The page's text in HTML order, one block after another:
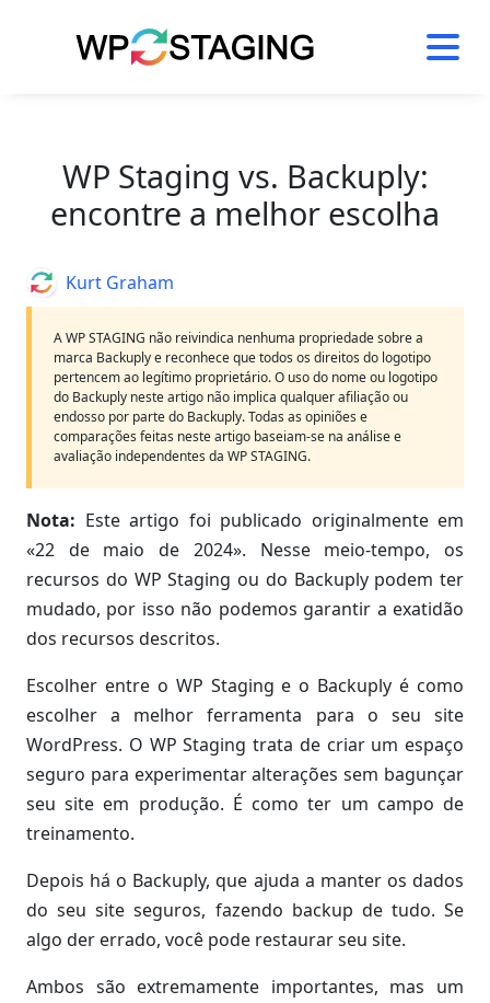
WP Staging vs. Backuply:
encontre a melhor escolha
A WP STAGING não reivindica nenhuma propriedade sobre a
marca Backuply e reconhece que todos os direitos do logotipo
pertencem ao legítimo proprietário. O uso do nome ou logotipo
do Backuply neste artigo não implica qualquer afiliação ou
endosso por parte do Backuply. Todas as opiniões e
comparações feitas neste artigo baseiam-se na análise e
avaliação independentes da WP STAGING.
Nota: Este artigo foi publicado originalmente em
«22 de maio de 2024». Nesse meio-tempo, os
recursos do WP Staging ou do Backuply podem ter
mudado, por isso não podemos garantir a exatidão
dos recursos descritos.
Escolher entre o WP Staging e o Backuply é como
escolher a melhor ferramenta para o seu site
WordPress. O WP Staging trata de criar um espaço
seguro para experimentar alterações sem bagunçar
seu site em produção. É como ter um campo de
treinamento.
Depois há o Backuply, que ajuda a manter os dados
do seu site seguros, fazendo backup de tudo. Se
algo der errado, você pode restaurar seu site.
Ambos são extremamente importantes, mas um
AuthorKurt Graham